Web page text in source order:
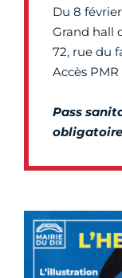
Du 8
Grand hall
72, rue du
Accès
Pass